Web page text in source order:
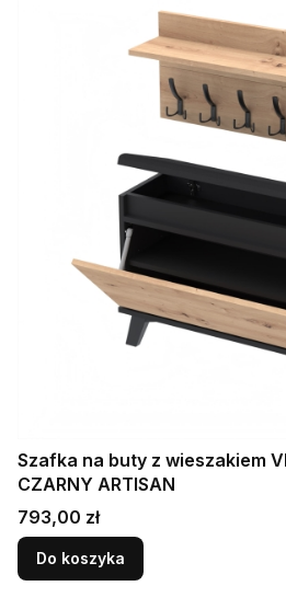
Szafka na buty z wieszakiem
CZARNY ARTISAN
Cena
793,00 zł
Do koszyka